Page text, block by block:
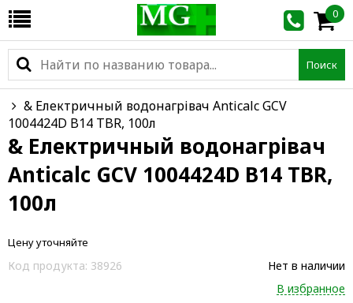
0
Поиск
& Електричный водонагрівач Anticalc GCV
1004424D B14 TBR, 100л
& Електричный водонагрівач
Anticalc GCV 1004424D B14 TBR,
100л
Цену уточняйте
Код продукта: 38926
Нет в наличии
В избранное